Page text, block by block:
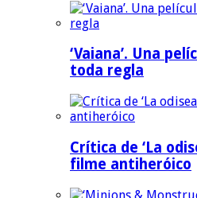
‘Vaiana’. Una
toda regla
Crítica de ‘La
filme antiheróico